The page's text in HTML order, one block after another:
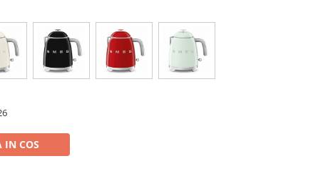
IN COS